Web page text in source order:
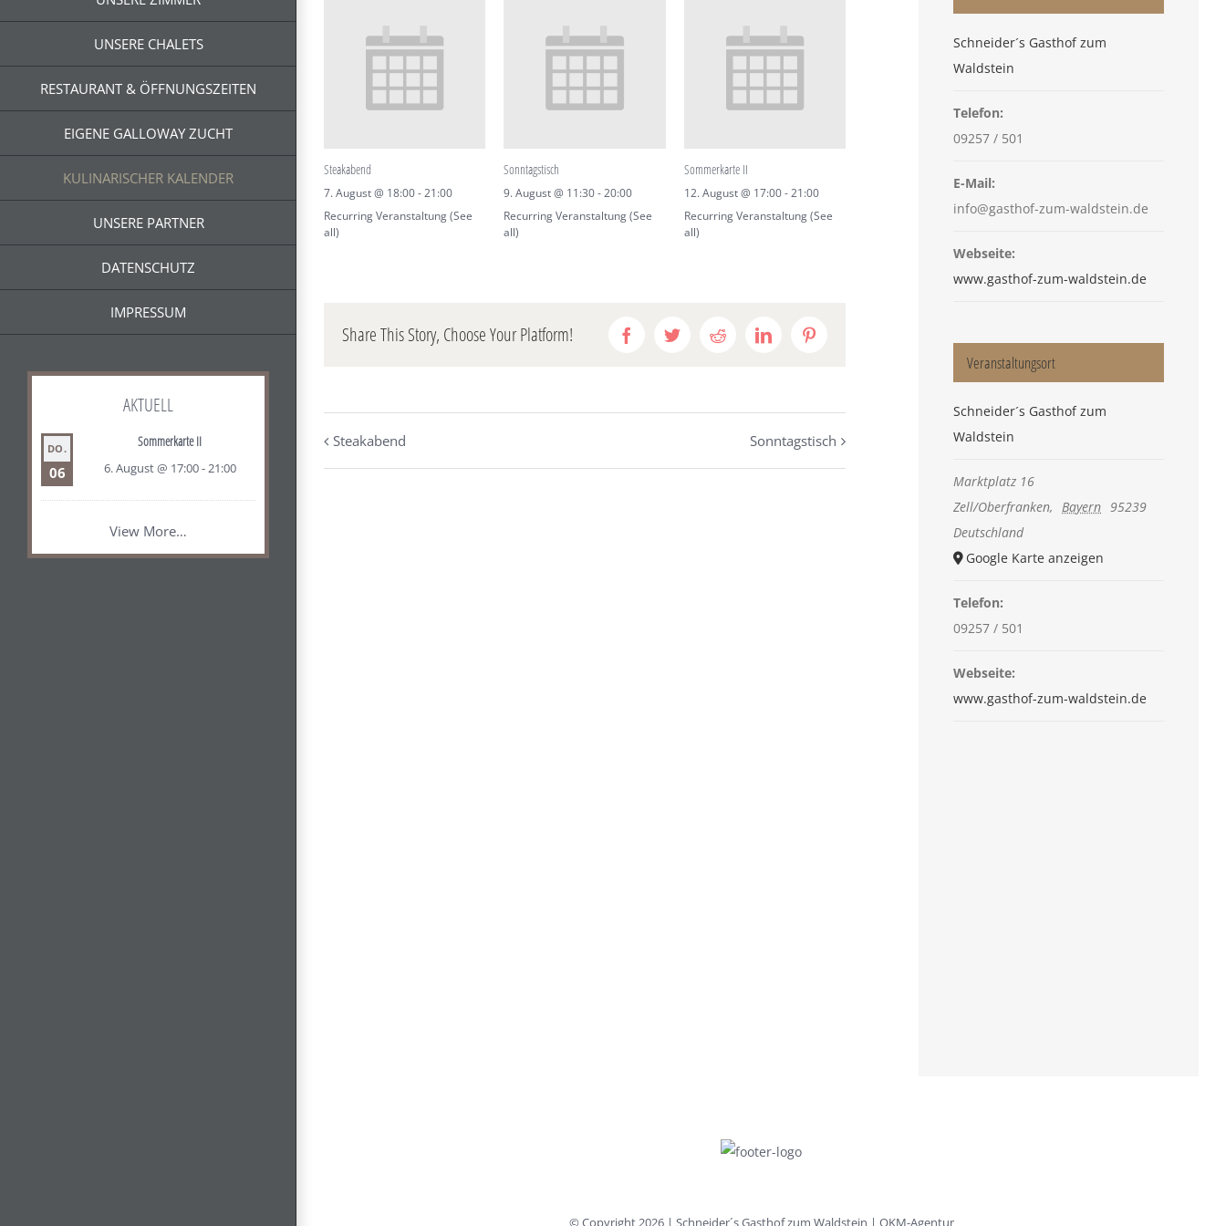
UNSERE CHALETS
RESTAURANT & ÖFFNUNGSZEITEN
EIGENE GALLOWAY ZUCHT
KULINARISCHER KALENDER
UNSERE PARTNER
DATENSCHUTZ
IMPRESSUM
AKTUELL
DO.
06
Sommerkarte II
6. August @ 17:00-21:00
View More…
Steakabend
7. August @ 18:00-21:00
Recurring Veranstaltung(See
all)
Sonntagstisch
9. August @ 11:30-20:00
Recurring Veranstaltung(See
all)
Sommerkarte II
12. August @ 17:00-21:00
Recurring Veranstaltung(See
all)
Share This Story, Choose Your Platform! FacebookTwitterReddit LinkedInPinterest
Steakabend Sonntagstisch
Schneider´s Gasthof zum
Waldstein
Telefon:
09257 / 501
E-Mail:
info@gasthof-zum-waldstein.de
Webseite:
www.gasthof-zum-waldstein.de
Veranstaltungsort
Schneider´s Gasthof zum
Waldstein
Marktplatz 16
Zell/Oberfranken, Bayern 95239
Deutschland
Google Karte anzeigen
Telefon:
09257 / 501
Webseite:
www.gasthof-zum-waldstein.de
© Copyright 2026 | Schneider´s Gasthof zum Waldstein | OKM-Agentur